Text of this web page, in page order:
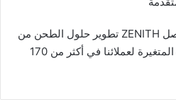
كشركة ملتزمة بالابتكار، ستواصل ZENITH تطوير حلول الطحن من
الجيل القادم لتلبية الاحتياجات المتغيرة لعملائنا في أكثر من 170